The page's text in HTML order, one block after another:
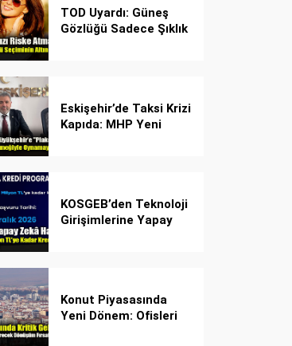
TOD Uyardı: Güneş
Gözlüğü Sadece Şıklık
Eskişehir’de Taksi Krizi
Kapıda: MHP Yeni
KOSGEB’den Teknoloji
Girişimlerine Yapay
Konut Piyasasında
Yeni Dönem: Ofisleri